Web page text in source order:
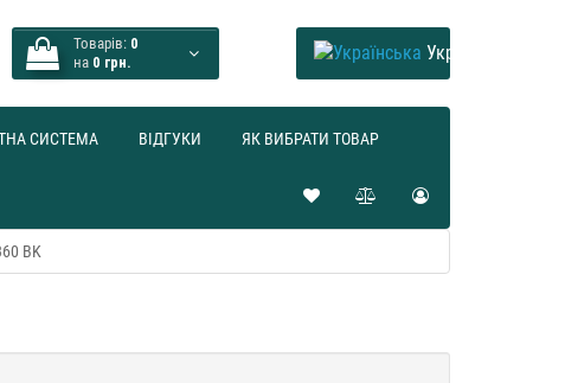
Товарів: 0
на 0 грн. Українська
СИСТЕМА ВІДГУКИ ЯК ВИБРАТИ ТОВАР
BK